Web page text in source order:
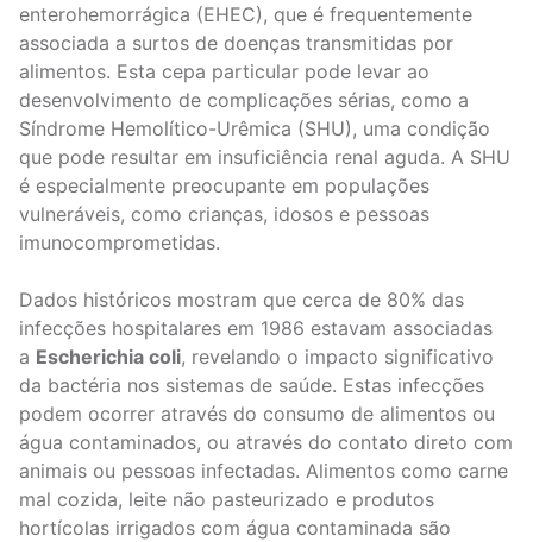
enterohemorrágica (EHEC), que é frequentemente
associada a surtos de doenças transmitidas por
alimentos. Esta cepa particular pode levar ao
desenvolvimento de complicações sérias, como a
Síndrome Hemolítico-Urêmica (SHU), uma condição
que pode resultar em insuficiência renal aguda. A SHU
é especialmente preocupante em populações
vulneráveis, como crianças, idosos e pessoas
imunocomprometidas.
Dados históricos mostram que cerca de 80% das
infecções hospitalares em 1986 estavam associadas
a Escherichia coli, revelando o impacto significativo
da bactéria nos sistemas de saúde. Estas infecções
podem ocorrer através do consumo de alimentos ou
água contaminados, ou através do contato direto com
animais ou pessoas infectadas. Alimentos como carne
mal cozida, leite não pasteurizado e produtos
hortícolas irrigados com água contaminada são